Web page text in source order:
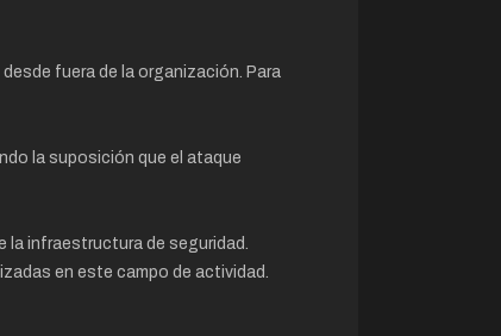
fuera de la organización. Para
la suposición que el ataque
la infraestructura de seguridad.
en este campo de actividad.